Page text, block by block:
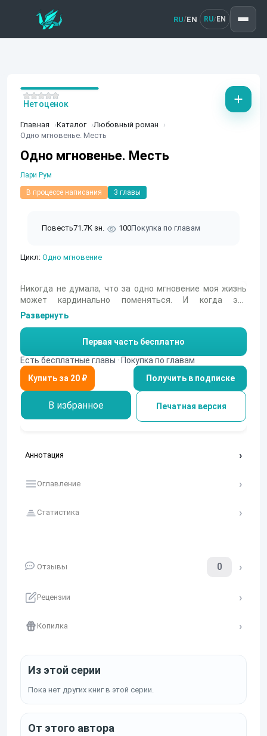
RU/EN RU/ EN
Главная Каталог
Любовный роман
Одно мгновенье. Месть
Одно мгновенье. Месть
Лари Рум
В процессе написания 3 главы
Повесть71.7K зн. 100Покупка по главам
Цикл: Одно мгновение
Нет оценок
Никогда не думала, что за одно мгновение моя жизнь
может кардинально поменяться. И когда это
произошло, я даже не думала, что в этот момент всё
изменится. Мой парень меня бросит, моя подруга меня
предаст, а из университета захотят исключить. И всё
это в один день. Я думала, что моя жизнь закончена, но
появился он. Тот, кто предложил сделку, из которой я не
смогу выбраться. Он не мой спаситель, он мой демон. И
имя этого демона Артём.
Развернуть
Первая часть бесплатно
Есть бесплатные главы · Покупка по главам
Получить в подписке
В избранное Печатная версия
Аннотация
Оглавление
Статистика
Отзывы 0
Рецензии
Копилка
Из этой серии
Пока нет других книг в этой серии.
От этого автора